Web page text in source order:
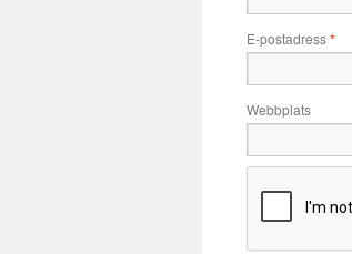
E-postadress*
Webbplats